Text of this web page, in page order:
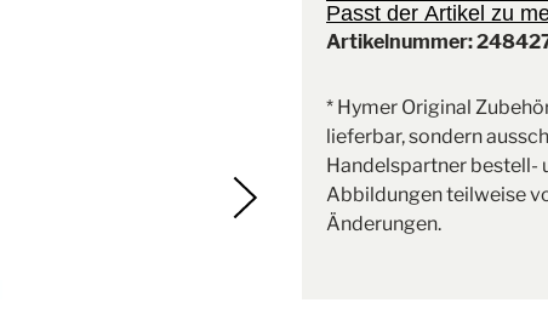
Passt der Artikel zu
Artikelnummer:
* Hymer Original
lieferbar, sondern
Handelspartner bestell-
Abbildungen teilweise
Änderungen.